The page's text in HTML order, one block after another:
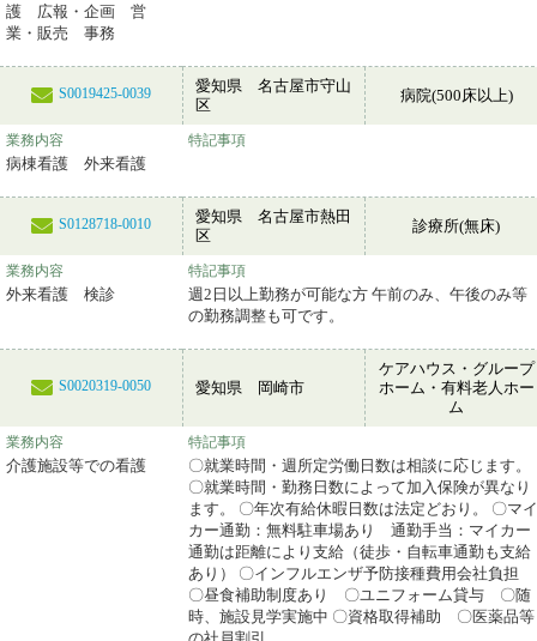
護 広報・企画 営
業・販売 事務
S0019425-0039
愛知県 名古屋市守山
区
病院(500床以上)
業務内容
病棟看護 外来看護
特記事項
S0128718-0010
愛知県 名古屋市熱田
区
診療所(無床)
業務内容
外来看護 検診
特記事項
週2日以上勤務が可能な方 午前のみ、午後のみ等
の勤務調整も可です。
S0020319-0050 愛知県 岡崎市
ケアハウス・グループ
ホーム・有料老人ホー
ム
業務内容
介護施設等での看護
特記事項
〇就業時間・週所定労働日数は相談に応じます。
〇就業時間・勤務日数によって加入保険が異なり
ます。 〇年次有給休暇日数は法定どおり。 〇マイ
カー通勤：無料駐車場あり 通勤手当：マイカー
通勤は距離により支給（徒歩・自転車通勤も支給
あり） 〇インフルエンザ予防接種費用会社負担
〇昼食補助制度あり 〇ユニフォーム貸与 〇随
時、施設見学実施中 〇資格取得補助 〇医薬品等